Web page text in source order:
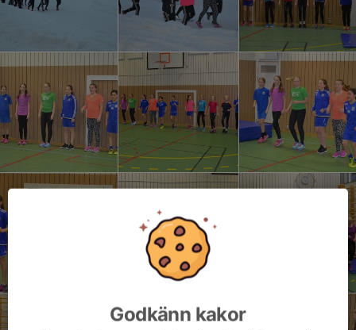
Godkänn kakor